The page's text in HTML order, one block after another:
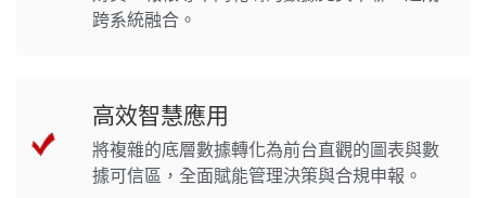
跨系統融合。
高效智慧應用
將複雜的底層數據轉化為前台直觀的圖表與數
據可信區，全面賦能管理決策與合規申報。